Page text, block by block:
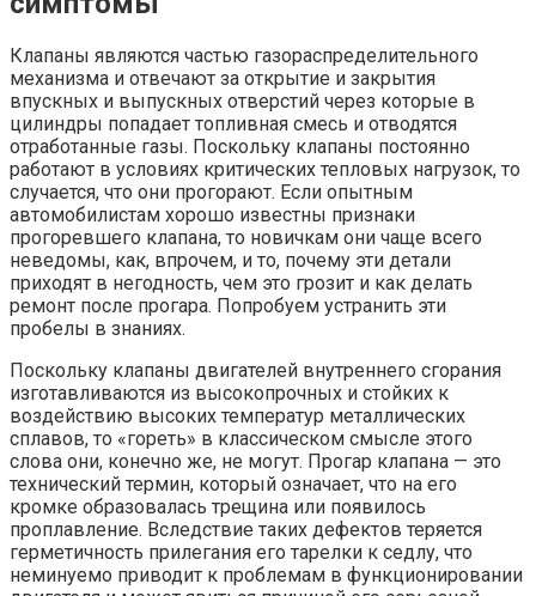
Клапаны являются частью газораспределительного
механизма и отвечают за открытие и закрытия
впускных и выпускных отверстий через которые в
цилиндры попадает топливная смесь и отводятся
отработанные газы. Поскольку клапаны постоянно
работают в условиях критических тепловых нагрузок, то
случается, что они прогорают. Если опытным
автомобилистам хорошо известны признаки
прогоревшего клапана, то новичкам они чаще всего
неведомы, как, впрочем, и то, почему эти детали
приходят в негодность, чем это грозит и как делать
ремонт после прогара. Попробуем устранить эти
пробелы в знаниях.
Поскольку клапаны двигателей внутреннего сгорания
изготавливаются из высокопрочных и стойких к
воздействию высоких температур металлических
сплавов, то «гореть» в классическом смысле этого
слова они, конечно же, не могут. Прогар клапана — это
технический термин, который означает, что на его
кромке образовалась трещина или появилось
проплавление. Вследствие таких дефектов теряется
герметичность прилегания его тарелки к седлу, что
неминуемо приводит к проблемам в функционировании